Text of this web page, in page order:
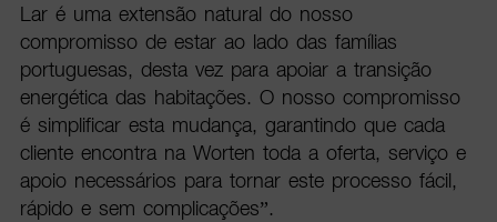
Lar é uma extensão natural do nosso
compromisso de estar ao lado das famílias
portuguesas, desta vez para apoiar a transição
energética das habitações. O nosso compromisso
é simplificar esta mudança, garantindo que cada
cliente encontra na Worten toda a oferta, serviço e
apoio necessários para tornar este processo fácil,
rápido e sem complicações”.